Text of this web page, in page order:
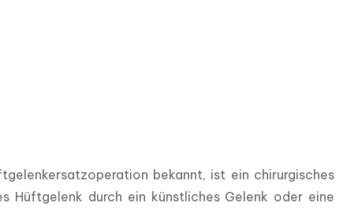
bekannt, ist ein chirurgisches
Hüftgelenk durch ein künstliches Gelenk oder eine